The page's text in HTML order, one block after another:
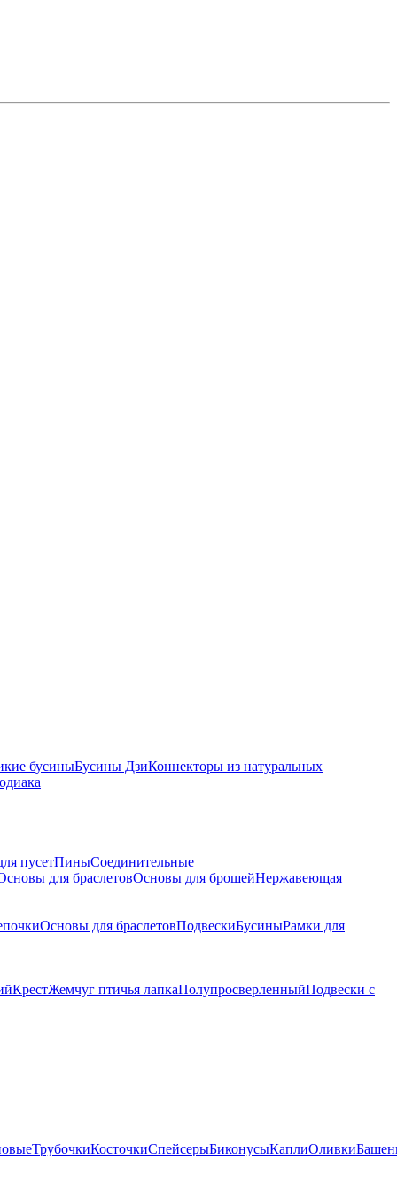
бусиныБусины ДзиКоннекторы из натуральных
пусетПиныСоединительные
для браслетовОсновы для брошейНержавеющая
Основы для браслетовПодвескиБусиныРамки для
КрестЖемчуг птичья лапкаПолупросверленныйПодвески с
ТрубочкиКосточкиСпейсерыБиконусыКаплиОливки